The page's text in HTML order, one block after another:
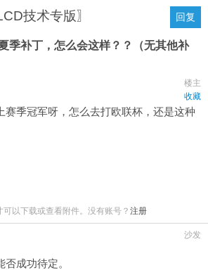
回复
技术专版〗
季补丁，怎么会这样？？（无其他补
楼主
收藏
赛季冠军呀，怎么去打欧联杯，还是这种
可以下载或查看附件。没有账号？ 注册
沙发
成功待定。